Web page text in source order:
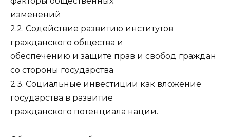
изменений
2.2. Содействие развитию институтов
гражданского общества и
обеспечению и защите прав и свобод граждан
со стороны государства
2.3. Социальные инвестиции как вложение
государства в развитие
гражданского потенциала нации.